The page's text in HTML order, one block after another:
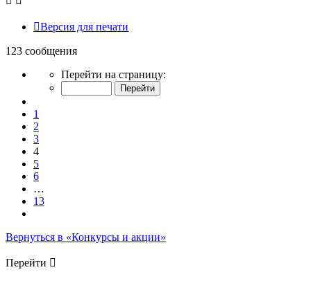
Версия для печати
123 сообщения
Страница
13
Перейти на страницу:
1
2
3
4
5
6
…
13
Вернуться в «Конкурсы и акции»
Перейти